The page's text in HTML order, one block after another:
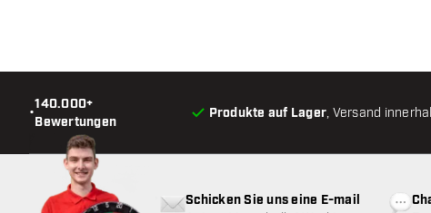
•
140.000+
Bewertungen
Produkte auf Lager, Versand
Schicken Sie uns eine E-mail